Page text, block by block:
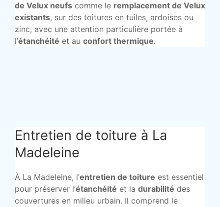
de Velux neufs comme le remplacement de Velux
existants, sur des toitures en tuiles, ardoises ou
zinc, avec une attention particulière portée à
l’étanchéité et au confort thermique.
Entretien de toiture à La
Madeleine
À La Madeleine, l’entretien de toiture est essentiel
pour préserver l’étanchéité et la durabilité des
couvertures en milieu urbain. Il comprend le